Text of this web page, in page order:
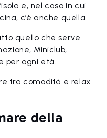
e, nel caso in cui
c’è anche quella.
quello che serve
Miniclub,
per ogni età.
tra comodità e relax.
della